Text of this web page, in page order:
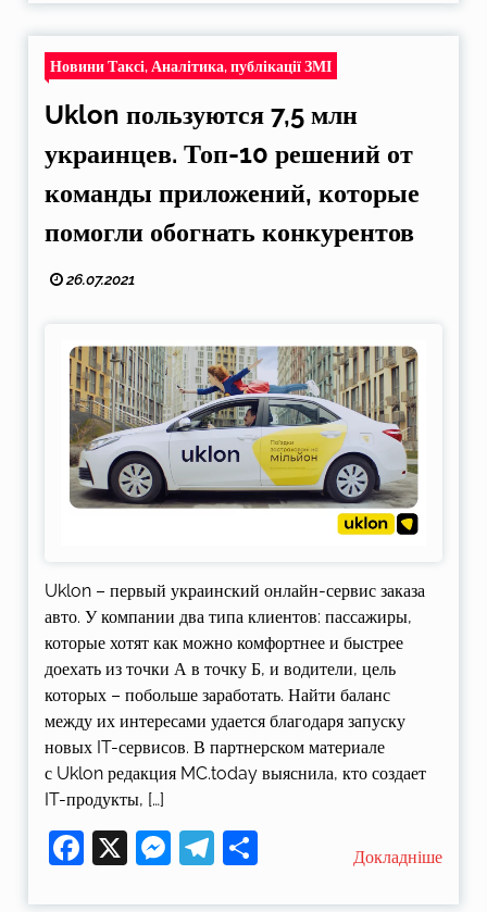
Новини Таксі, Аналітика, публікації ЗМІ
Uklon пользуются 7,5 млн
украинцев. Топ-10 решений от
команды приложений, которые
помогли обогнать конкурентов
26.07.2021
Uklon – первый украинский онлайн-сервис заказа
авто. У компании два типа клиентов: пассажиры,
которые хотят как можно комфортнее и быстрее
доехать из точки А в точку Б, и водители, цель
которых – побольше заработать. Найти баланс
между их интересами удается благодаря запуску
новых IT-сервисов. В партнерском материале
с Uklon редакция MC.today выяснила, кто создает
IT-продукты, […]
Facebook
X Messenger
Telegram
Поділитися
Докладніше